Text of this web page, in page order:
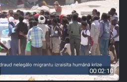
00:02:10